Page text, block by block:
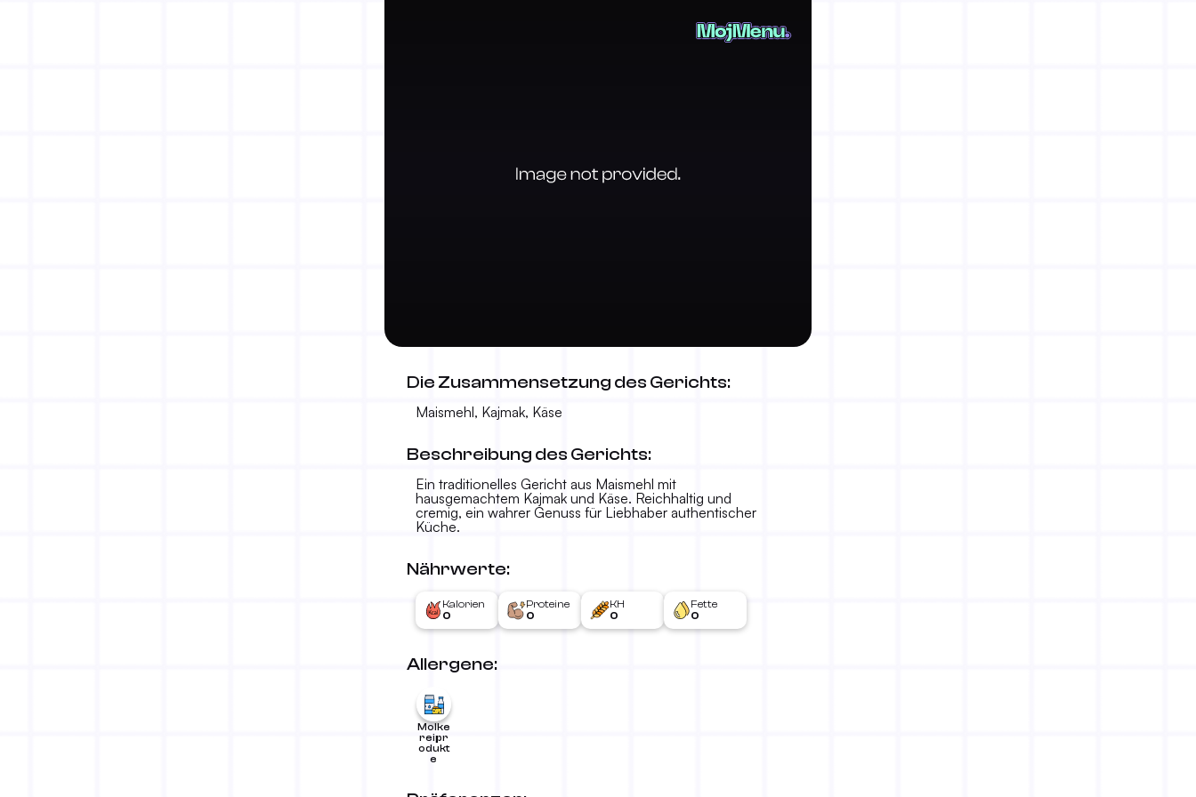
Cicvara
Die Zusammensetzung des Gerichts:
Maismehl, Kajmak, Käse
Beschreibung des Gerichts:
Ein traditionelles Gericht aus Maismehl mit
hausgemachtem Kajmak und Käse. Reichhaltig und
cremig, ein wahrer Genuss für Liebhaber authentischer
Küche.
Nährwerte:
Kalorien
0
Proteine
0
KH
0
Fette
0
Allergene:
Molke
reipr
odukt
e